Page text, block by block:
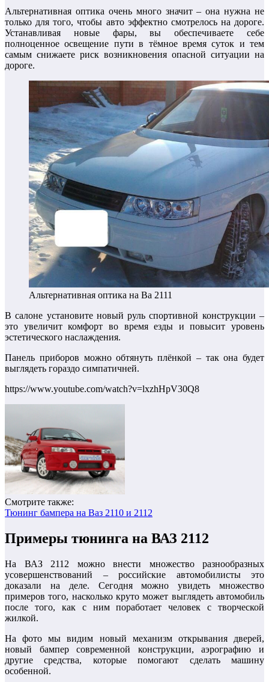
Альтернативная оптика очень много значит – она нужна не
только для того, чтобы авто эффектно смотрелось на дороге.
Устанавливая новые фары, вы обеспечиваете себе
полноценное освещение пути в тёмное время суток и тем
самым снижаете риск возникновения опасной ситуации на
дороге.
Альтернативная оптика на Ва 2111
В салоне установите новый руль спортивной конструкции –
это увеличит комфорт во время езды и повысит уровень
эстетического наслаждения.
Панель приборов можно обтянуть плёнкой – так она будет
выглядеть гораздо симпатичней.
https://www.youtube.com/watch?v=lxzhHpV30Q8
Смотрите также:
Тюнинг бампера на Ваз 2110 и 2112
Примеры тюнинга на ВАЗ 2112
На ВАЗ 2112 можно внести множество разнообразных
усовершенствований – российские автомобилисты это
доказали на деле. Сегодня можно увидеть множество
примеров того, насколько круто может выглядеть автомобиль
после того, как с ним поработает человек с творческой
жилкой.
На фото мы видим новый механизм открывания дверей,
новый бампер современной конструкции, аэрографию и
другие средства, которые помогают сделать машину
особенной.